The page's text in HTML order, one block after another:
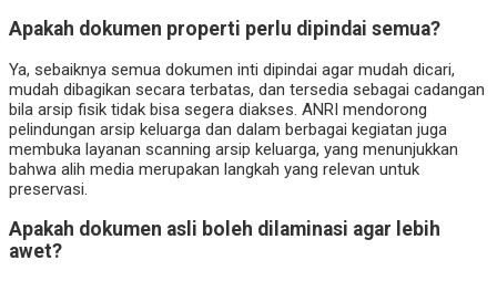
Apakah dokumen properti perlu dipindai semua?
Ya, sebaiknya semua dokumen inti dipindai agar mudah dicari,
mudah dibagikan secara terbatas, dan tersedia sebagai cadangan
bila arsip fisik tidak bisa segera diakses. ANRI mendorong
pelindungan arsip keluarga dan dalam berbagai kegiatan juga
membuka layanan scanning arsip keluarga, yang menunjukkan
bahwa alih media merupakan langkah yang relevan untuk
preservasi.
Apakah dokumen asli boleh dilaminasi agar lebih
awet?